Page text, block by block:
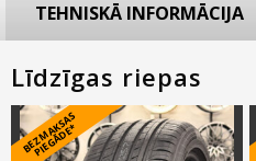
TEHNISKĀ INFORMĀCIJA
Līdzīgas riepas
B
E
Z
M
A
K
S
A
S
PI
E
G
Ā
D
E
*